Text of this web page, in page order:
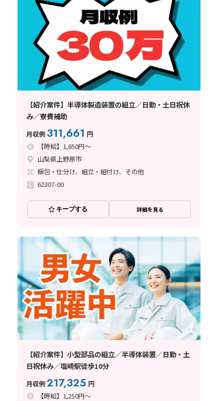
【紹介案件】半導体製造装置の組立／日勤・土日祝休
み／寮費補助
月収例 311,661 円
【時給】1,650円～
山梨県上野原市
梱包・仕分け、組立・組付け、その他
62307-00
キープする 詳細を見る
【紹介案件】小型部品の組立／半導体装置／日勤・土
日祝休み／塩崎駅徒歩10分
月収例217,325 円
【時給】1,250円～